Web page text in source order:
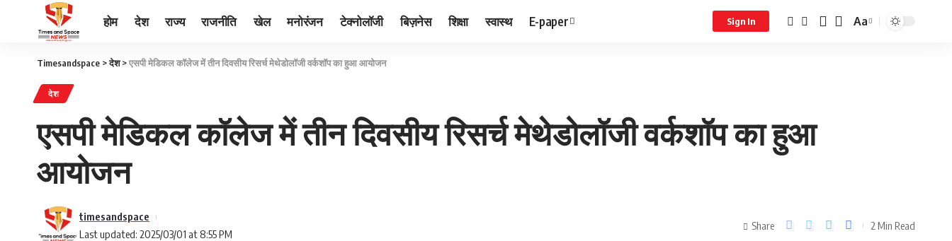
होम देश राज्य राजनीति खेल मनोरंजन टेक्नोलॉजी बिज़नेस शिक्षा स्वास्थ E-paper Sign In Aa
Timesandspace >देश>एसपी मेडिकल कॉलेज में तीन दिवसीय रिसर्च मेथेडोलॉजी वर्कशॉप का हुआ आयोजन
देश
एसपी मेडिकल कॉलेज में तीन दिवसीय रिसर्च मेथेडोलॉजी वर्कशॉप का हुआ
आयोजन
Last updated: 2025/03/01 at 8:55 PM
timesandspace
Share 2 Min Read